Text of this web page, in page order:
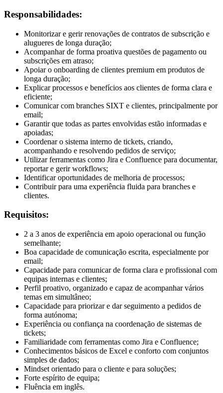
Responsabilidades:
Monitorizar e gerir renovações de contratos de subscrição e
alugueres de longa duração;
Acompanhar de forma proativa questões de pagamento ou
subscrições em atraso;
Apoiar o onboarding de clientes premium em produtos de
longa duração;
Explicar processos e benefícios aos clientes de forma clara e
eficiente;
Comunicar com branches SIXT e clientes, principalmente por
email;
Garantir que todas as partes envolvidas estão informadas e
apoiadas;
Coordenar o sistema interno de tickets, criando,
acompanhando e resolvendo pedidos de serviço;
Utilizar ferramentas como Jira e Confluence para documentar,
reportar e gerir workflows;
Identificar oportunidades de melhoria de processos;
Contribuir para uma experiência fluida para branches e
clientes.
Requisitos:
2 a 3 anos de experiência em apoio operacional ou função
semelhante;
Boa capacidade de comunicação escrita, especialmente por
email;
Capacidade para comunicar de forma clara e profissional com
equipas internas e clientes;
Perfil proativo, organizado e capaz de acompanhar vários
temas em simultâneo;
Capacidade para priorizar e dar seguimento a pedidos de
forma autónoma;
Experiência ou confiança na coordenação de sistemas de
tickets;
Familiaridade com ferramentas como Jira e Confluence;
Conhecimentos básicos de Excel e conforto com conjuntos
simples de dados;
Mindset orientado para o cliente e para soluções;
Forte espírito de equipa;
Fluência em inglês.